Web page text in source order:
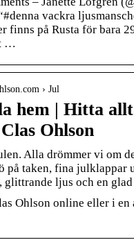
vackra
finns på Rusta för bara
…
› Jul
hem | Hitta
Ohlson
Alla drömmer vi om
på taken, fina julklappar
glittrande ljus och en
Ohlson online eller i en